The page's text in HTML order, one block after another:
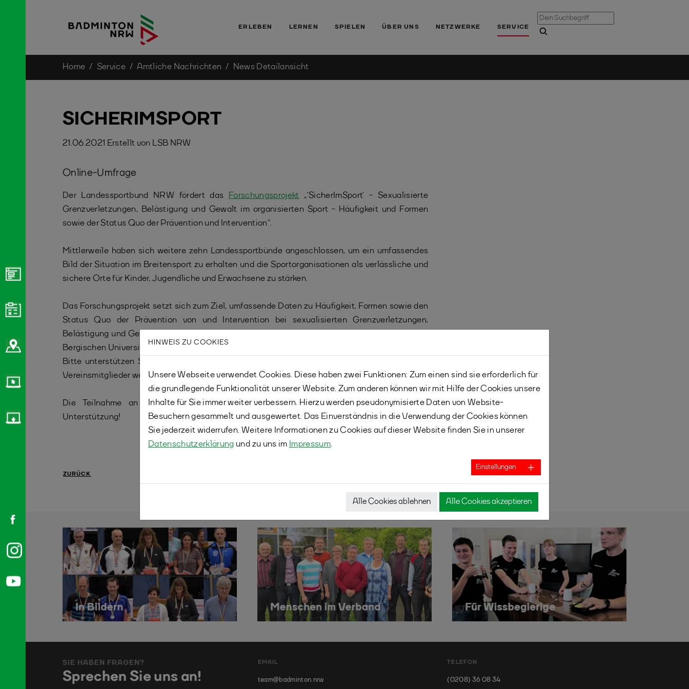
ERLEBEN LERNEN SPIELEN ÜBER UNS NETZWERKE SERVICE
Home Service Amtliche Nachrichten News Detailansicht
SICHERIMSPORT
21.06.2021 Erstellt von LSB NRW
Online-Umfrage
Der Landessportbund NRW fördert das Forschungsprojekt „‘SicherImSport‘ - Sexualisierte
Grenzverletzungen, Belästigung und Gewalt im organisierten Sport - Häufigkeit und Formen
sowie der Status Quo der Prävention und Intervention“.
Mittlerweile haben sich weitere zehn Landessportbünde angeschlossen, um ein umfassendes
Bild der Situation im Breitensport zu erhalten und die Sportorganisationen als verlässliche und
sichere Orte für Kinder, Jugendliche und Erwachsene zu stärken.
Das Forschungsprojekt setzt sich zum Ziel, umfassende Daten zu Häufigkeit, Formen sowie den
Status Quo der Prävention von und Intervention bei sexualisierten Grenzverletzungen,
Belästigung und Gewalt im organisierten Sport zu erheben. Die Online-Befragung wird von der
Bergischen Universität Wuppertal und dem Universitätsklinikum Ulm durchgeführt.
Bitte unterstützen Sie diese Umfrage und leiten
Vereinsmitglieder weiter.
Die Teilnahme an der Online-Umfrage ist bis Ende August möglich. Danke für Ihre
Unterstützung!
ZURÜCK
SIE HABEN FRAGEN?
Sprechen Sie uns an!
EMAIL
team@badminton.nrw
TELEFON
(0208) 36 08 34
HINWEIS ZU COOKIES
Unsere Webseite verwendet Cookies. Diese haben zwei Funktionen: Zum einen sind sie erforderlich für
die grundlegende Funktionalität unserer Website. Zum anderen können wir mit Hilfe der Cookies unsere
Inhalte für Sie immer weiter verbessern. Hierzu werden pseudonymisierte Daten von Website-
Besuchern gesammelt und ausgewertet. Das Einverständnis in die Verwendung der Cookies können
Sie jederzeit widerrufen. Weitere Informationen zu Cookies auf dieser Website finden Sie in unserer
Datenschutzerklärung und zu uns im Impressum.
Einstellungen
Alle Cookies ablehnen Alle Cookies akzeptieren